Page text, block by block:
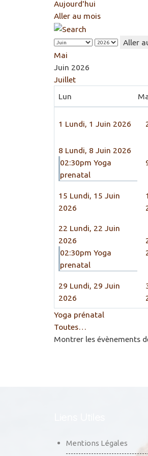
Aujourd'hui
Aller au mois
Aller
Mai
Juin 2026
Juillet
Lun
1 Lundi, 1 Juin 2026
8 Lundi, 8 Juin 2026
02:30pm Yoga
prenatal
15 Lundi, 15 Juin
2026
22 Lundi, 22 Juin
2026
02:30pm Yoga
prenatal
29 Lundi, 29 Juin
2026
Yoga prénatal
Toutes…
Montrer les évènements
Mentions Légales